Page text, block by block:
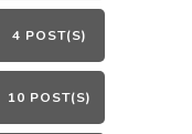
4 POST(S)
10 POST(S)